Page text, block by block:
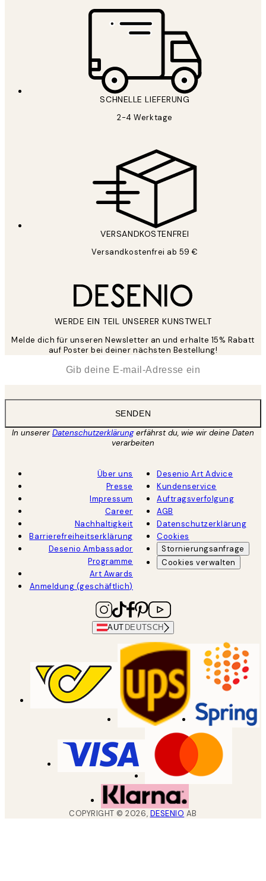
SCHNELLE LIEFERUNG
2-4 Werktage
VERSANDKOSTENFREI
Versandkostenfrei ab 59 €
WERDE EIN TEIL UNSERER KUNSTWELT
Melde dich für unseren Newsletter an und erhalte 15% Rabatt
auf Poster bei deiner nächsten Bestellung!
SENDEN
In unsererDatenschutzerklärungerfährst du, wie wir deine Daten
verarbeiten
Über uns
Presse
Impressum
Career
Nachhaltigkeit
Barrierefreiheitserklärung
Desenio Ambassador
Programme
Art Awards
Anmeldung (geschäftlich)
Desenio Art Advice
Kundenservice
Auftragsverfolgung
AGB
Datenschutzerklärung
Cookies
Stornierungsanfrage
Cookies verwalten
AUT DEUTSCH
COPYRIGHT ©2026, DESENIO AB